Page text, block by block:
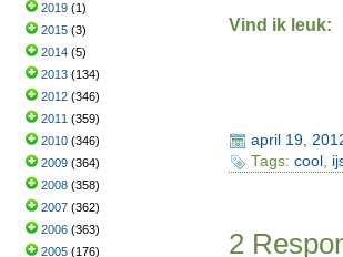
Vind ik leuk:
april 19,
Tags: cool ,
2
2019 (1)
2015 (3)
2014 (5)
2013 (134)
2012 (346)
2011 (359)
2010 (346)
2009 (364)
2008 (358)
2007 (362)
2006 (363)
2005 (176)